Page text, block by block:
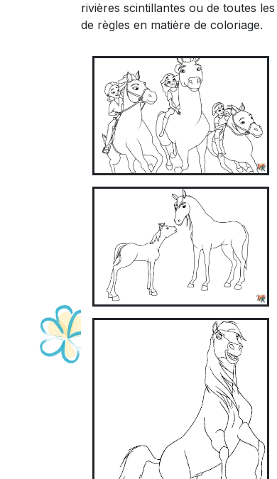
rivières scintillantes ou de toutes
de règles en matière de coloriage.